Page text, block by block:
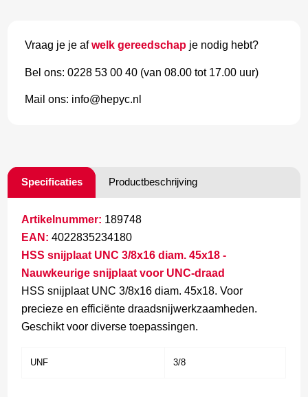
Vraag je je afwelk gereedschap je nodig hebt?
Bel ons: 0228 53 00 40 (van 08.00 tot 17.00 uur)
Mail ons: info@hepyc.nl
Specificaties Productbeschrijving
Artikelnummer: 189748
EAN: 4022835234180
HSS snijplaat UNC 3/8x16 diam. 45x18 -
Nauwkeurige snijplaat voor UNC-draad
HSS snijplaat UNC 3/8x16 diam. 45x18. Voor
precieze en efficiënte draadsnijwerkzaamheden.
Geschikt voor diverse toepassingen.
UNF 3/8